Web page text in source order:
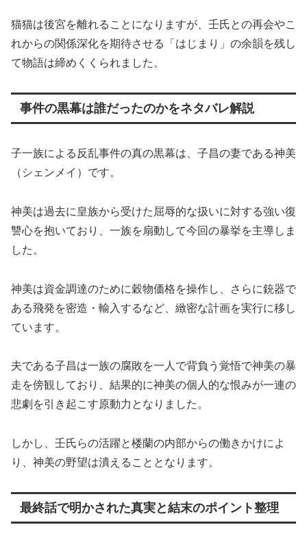
猫猫は後宮を離れることになりますが、壬氏との再会やこ
れからの関係深化を期待させる「はじまり」の余韻を残し
て物語は締めくくられました。
事件の黒幕は誰だったのかをネタバレ解説
子一族による反乱事件の真の黒幕は、子昌の妻である神美
（シェンメイ）です。
神美は過去に皇族から受けた屈辱的な扱いに対する強い復
讐心を抱いており、一族を扇動して今回の暴挙を主導しま
した。
神美は資金調達のために穀物価格を操作し、さらに銃器で
ある飛発を密造・輸入するなど、緻密な計画を実行に移し
ています。
夫である子昌は一族の腐敗を一人で背負う覚悟で神美の暴
走を傍観しており、結果的に神美の個人的な恨みが一連の
悲劇を引き起こす原動力となりました。
しかし、壬氏らの活躍と楼蘭の内部からの働きかけによ
り、神美の野望は潰えることとなります。
最終話で明かされた真実と結末のポイント整理